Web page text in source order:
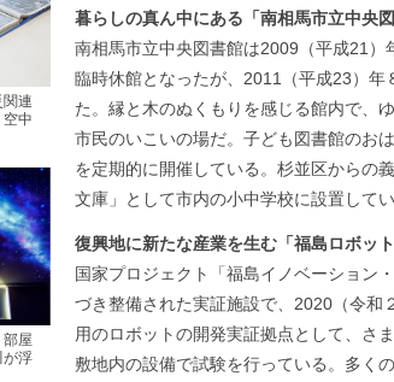
暮らしの真ん中にある「南相馬市立中央図
南相馬市立中央図書館は2009（平成21）
臨時休館となったが、2011（平成23）年
た。縁と木のぬくもりを感じる館内で、
市民のいこいの場だ。子ども図書館のお
を定期的に開催している。杉並区からの
文庫」として市内の小中学校に設置してい
復興地に新たな産業を生む「福島ロボッ
国家プロジェクト「福島イノベーション
づき整備された実証施設で、2020（令和
用のロボットの開発実証拠点として、さ
敷地内の設備で試験を行っている。多く
連
中
部屋
が浮